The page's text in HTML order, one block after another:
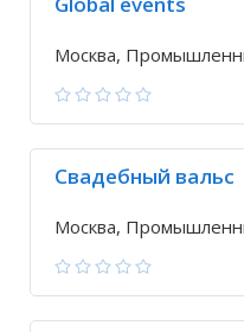
Москва,
Свадебный вальс
Москва,